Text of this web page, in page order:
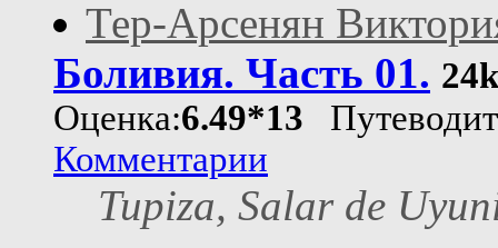
Тер-Арсенян
Боливия. Часть 01. 24k
Оценка:6.49*13
Комментарии
Tupiza, Salar de